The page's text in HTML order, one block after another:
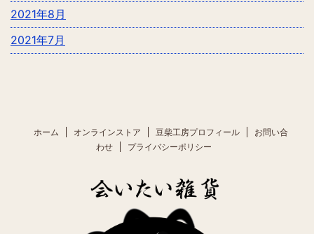
2021年8月
2021年7月
ホーム オンラインストア 豆柴工房プロフィール
お問い合
わせ
プライバシーポリシー